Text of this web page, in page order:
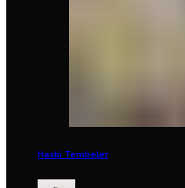
Hasbi Tembeler